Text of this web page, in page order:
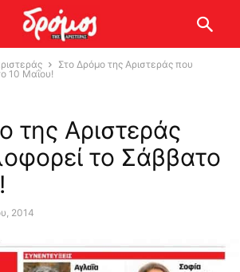
Στο Δρόμο της Αριστεράς που
10 Μαΐου!
της Αριστεράς
το Σάββατο
2014